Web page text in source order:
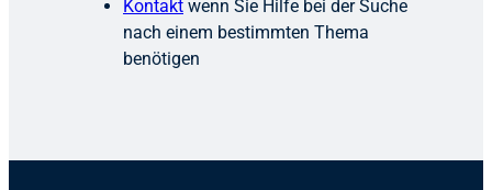
Kontakt wenn Sie Hilfe bei der Suche
nach einem bestimmten Thema
benötigen